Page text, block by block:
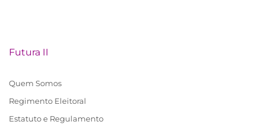
Futura II
Quem Somos
Regimento Eleitoral
Estatuto e Regulamento